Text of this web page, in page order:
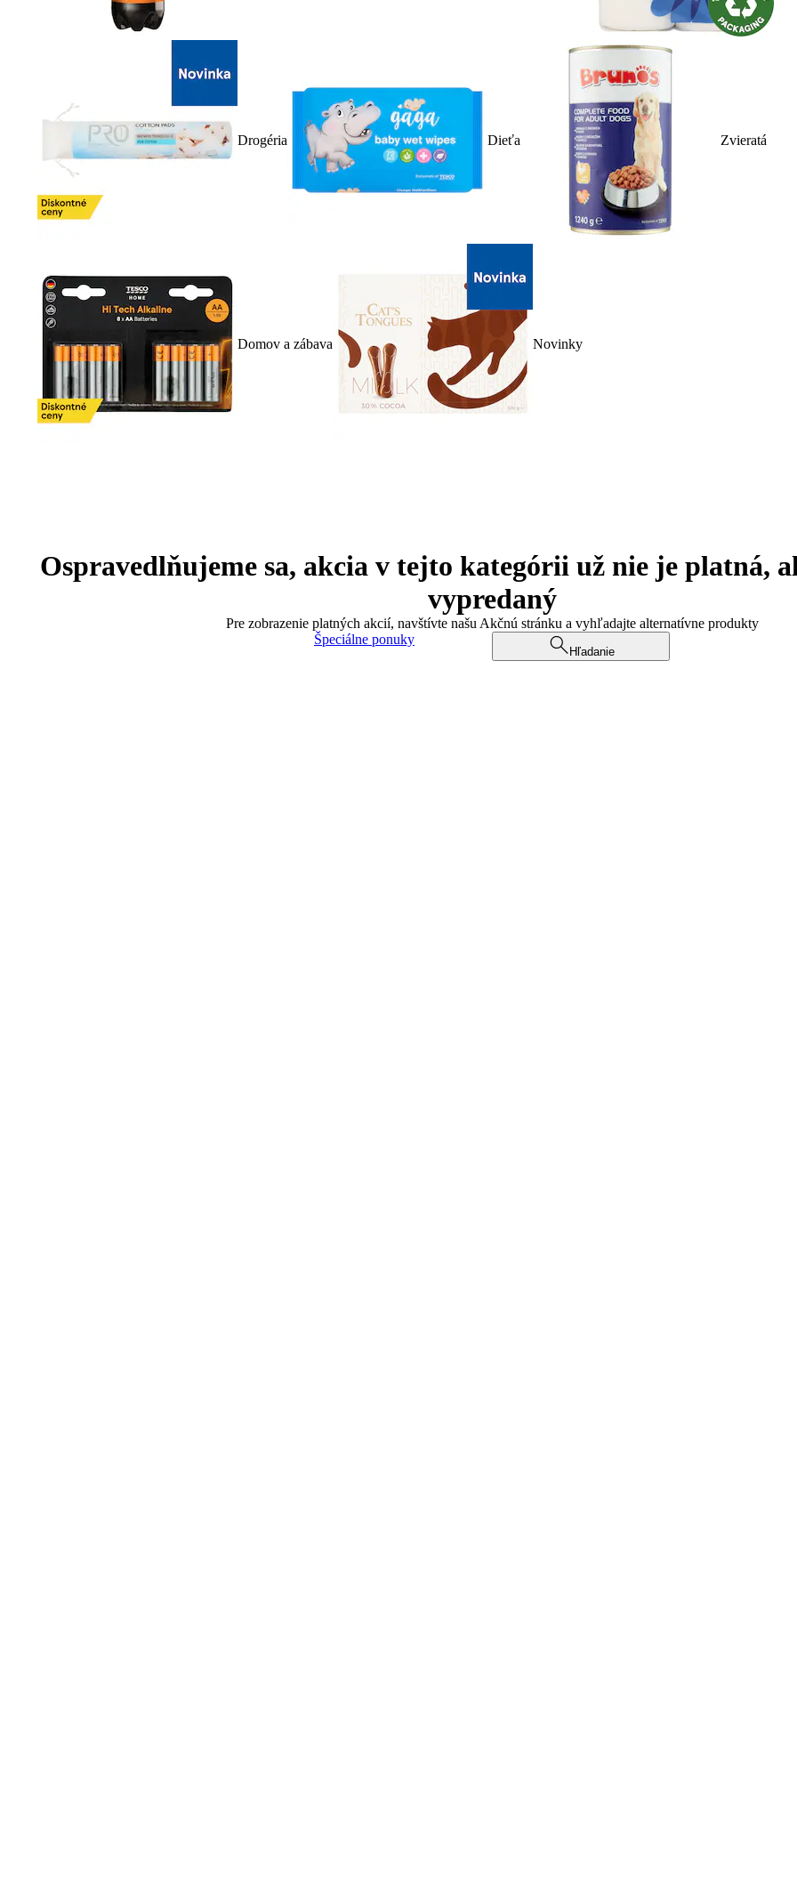
Drogéria Dieťa Zvieratá
Domov a zábava Novinky
Ospravedlňujeme sa, akcia v tejto kategórii už nie je platná,
vypredaný
Pre zobrazenie platných akcií, navštívte našu Akčnú stránku a vyhľadajte alternatívne produkty
Špeciálne ponuky
Hľadanie